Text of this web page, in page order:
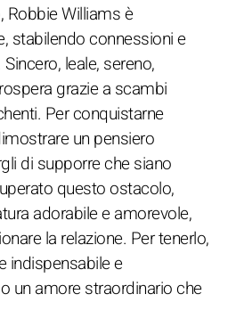
Robbie Williams è
stabilendo connessioni e
leale, sereno,
grazie a scambi
Per conquistarne
un pensiero
di supporre che siano
questo ostacolo,
adorabile e amorevole,
la relazione. Per tenerlo,
indispensabile e
un amore straordinario che